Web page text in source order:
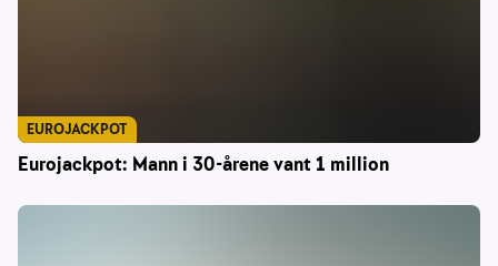
Eurojackpot: Mann i 30-årene vant 1 million
EUROJACKPOT